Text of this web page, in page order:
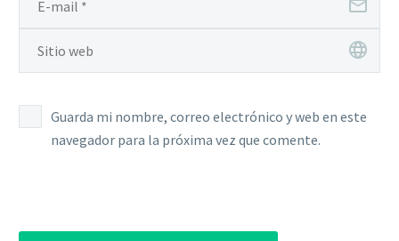
Guarda mi nombre, correo electrónico y web en este
navegador para la próxima vez que comente.